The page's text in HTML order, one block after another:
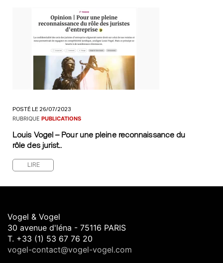
POSTÉ LE 26/07/2023
RUBRIQUE PUBLICATIONS
Louis Vogel – Pour une pleine reconnaissance du
rôle des jurist..
LIRE
Vogel & Vogel
30 avenue d'léna - 75116 PARIS
T. +33 (1) 53 67 76 20
vogel-contact@vogel-vogel.com